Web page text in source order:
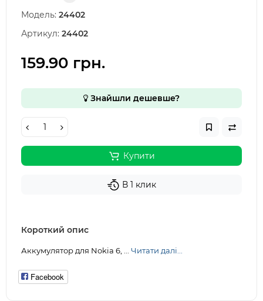
Модель: 24402
Артикул: 24402
159.90 грн.
Знайшли дешевше?
Купити
В 1 клик
Короткий опис
Аккумулятор для Nokia 6, ... Читати далі...
Facebook